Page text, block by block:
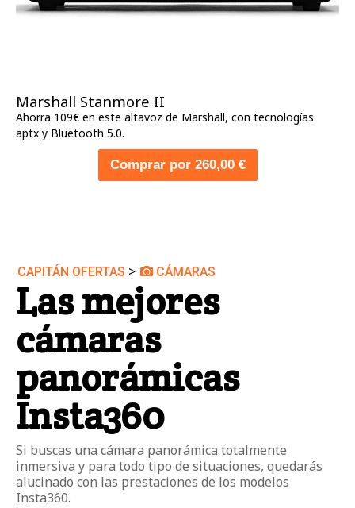
Marshall Stanmore II
Ahorra 109€ en este altavoz de Marshall, con tecnologías
aptx y Bluetooth 5.0.
Comprar por 260,00 €
CAPITÁN OFERTAS > CÁMARAS
Las mejores
cámaras
panorámicas
Insta360
Si buscas una cámara panorámica totalmente
inmersiva y para todo tipo de situaciones, quedarás
alucinado con las prestaciones de los modelos
Insta360.